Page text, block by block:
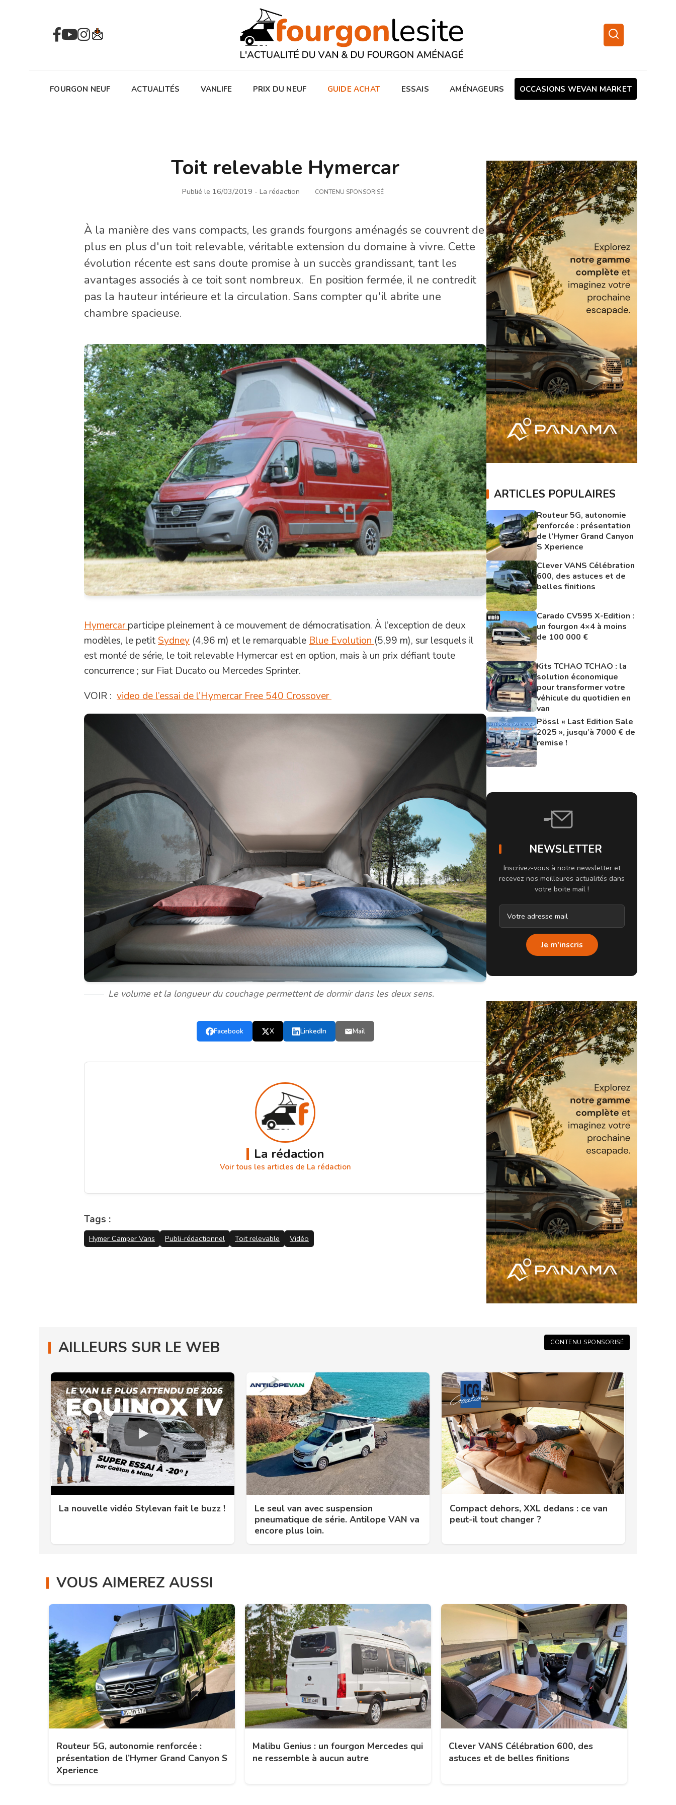
FOURGON NEUF ACTUALITÉS VANLIFE PRIX DU NEUF GUIDE ACHAT ESSAIS AMÉNAGEURS OCCASIONS WEVAN MARKET
Toit relevable Hymercar
Publié le 16/03/2019 - La rédaction CONTENU SPONSORISÉ
À la manière des vans compacts, les grands fourgons aménagés se couvrent de
plus en plus d'un toit relevable, véritable extension du domaine à vivre. Cette
évolution récente est sans doute promise à un succès grandissant, tant les
avantages associés à ce toit sont nombreux. En position fermée, il ne contredit
pas la hauteur intérieure et la circulation. Sans compter qu'il abrite une
chambre spacieuse.
Hymercarparticipe pleinement à ce mouvement de démocratisation. À l’exception de deux
modèles, le petit Sydney (4,96 m) et le remarquable Blue Evolution (5,99 m), sur lesquels il
est monté de série, le toit relevable Hymercar est en option, mais à un prix défiant toute
concurrence ; sur Fiat Ducato ou Mercedes Sprinter.
VOIR : video de l’essai de l’Hymercar Free 540 Crossover
Le volume et la longueur du couchage permettent de dormir dans les deux sens.
Facebook X LinkedIn Mail
La rédaction
Voir tous les articles de La rédaction
Tags :
Hymer Camper Vans Publi-rédactionnel Toit relevable Vidéo
ARTICLES POPULAIRES
Routeur 5G, autonomie
renforcée : présentation
de l’Hymer Grand Canyon
S Xperience
Clever VANS Célébration
600, des astuces et de
belles finitions
Carado CV595 X-Edition :
un fourgon 4×4 à moins
de 100 000 €
Kits TCHAO TCHAO : la
solution économique
pour transformer votre
véhicule du quotidien en
van
Pössl « Last Edition Sale
2025 », jusqu’à 7000 € de
remise !
NEWSLETTER
Inscrivez-vous à notre newsletter et
recevez nos meilleures actualités dans
votre boite mail !
Je m'inscris
CONTENU SPONSORISÉ
AILLEURS SUR LE WEB
La nouvelle vidéo Stylevan fait le buzz !
Le seul van avec suspension
pneumatique de série. Antilope VAN va
encore plus loin.
Compact dehors, XXL dedans : ce van
peut-il tout changer ?
VOUS AIMEREZ AUSSI
Routeur 5G, autonomie renforcée :
présentation de l’Hymer Grand Canyon S
Xperience
Malibu Genius : un fourgon Mercedes qui
ne ressemble à aucun autre
Clever VANS Célébration 600, des
astuces et de belles finitions